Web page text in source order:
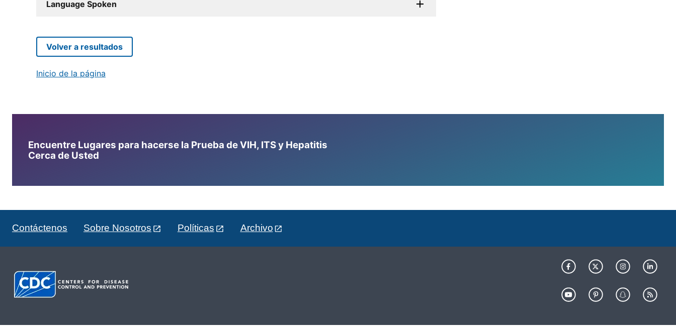
Language Spoken
Volver a resultados
Inicio de la página
Encuentre Lugares para hacerse la Prueba de VIH, ITS y Hepatitis
Cerca de Usted
Contáctenos Sobre Nosotros Políticas Archivo